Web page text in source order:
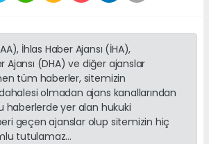
İhlas Haber Ajansı (İHA),
Ajansı (DHA) ve diğer ajanslar
tüm haberler, sitemizin
olmadan ajans kanallarından
haberlerde yer alan hukuki
geçen ajanslar olup sitemizin hiç
tutulamaz...